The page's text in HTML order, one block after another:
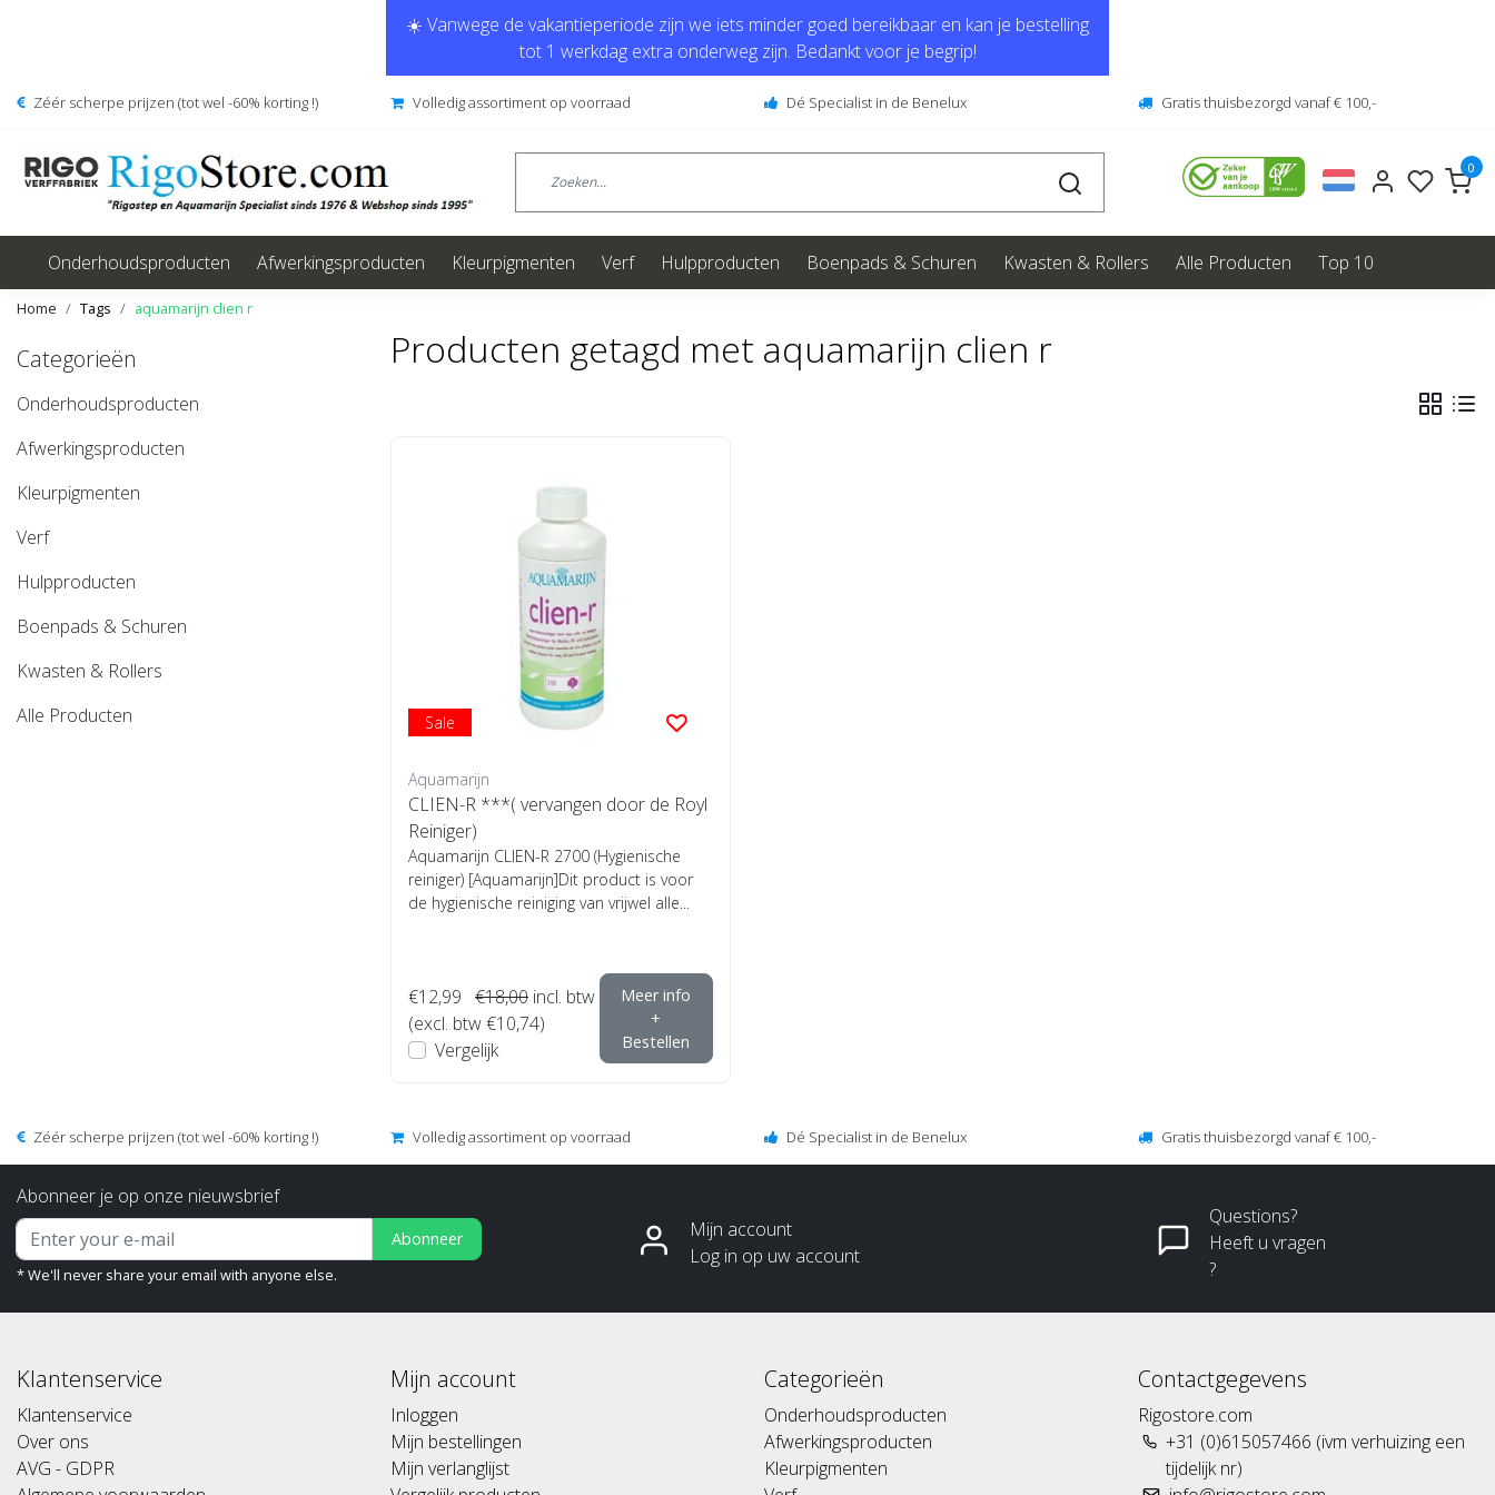
☀️ Vanwege de vakantieperiode zijn we iets minder goed bereikbaar en kan je bestelling
tot 1 werkdag extra onderweg zijn. Bedankt voor je begrip!
Zéér scherpe prijzen (tot wel -60% korting !) Volledig assortiment op voorraad Dé Specialist in de Benelux Gratis thuisbezorgd vanaf € 100,-
0
Onderhoudsproducten Afwerkingsproducten Kleurpigmenten Verf Hulpproducten Boenpads & Schuren Kwasten & Rollers Alle Producten Top 10
Home Tags aquamarijn clien r
Categorieën
Onderhoudsproducten
Afwerkingsproducten
Kleurpigmenten
Verf
Hulpproducten
Boenpads & Schuren
Kwasten & Rollers
Alle Producten
Producten getagd met aquamarijn clien r
Sale
Aquamarijn
CLIEN-R ***( vervangen door de Royl
Reiniger)
Aquamarijn CLIEN-R 2700 (Hygienische
reiniger) [Aquamarijn]Dit product is voor
de hygienische reiniging van vrijwel alle...
€12,99 €18,00 incl. btw
(excl. btw €10,74)
Vergelijk
Meer info
+
Bestellen
Zéér scherpe prijzen (tot wel -60% korting !) Volledig assortiment op voorraad Dé Specialist in de Benelux Gratis thuisbezorgd vanaf € 100,-
Abonneer je op onze nieuwsbrief
Abonneer
* We'll never share your email with anyone else.
Mijn account
Log in op uw account
Questions?
Heeft u vragen
?
Klantenservice
Klantenservice
Over ons
AVG - GDPR
Mijn account
Inloggen
Mijn bestellingen
Mijn verlanglijst
Categorieën
Onderhoudsproducten
Afwerkingsproducten
Kleurpigmenten
Contactgegevens
Rigostore.com
+31 (0)615057466 (ivm verhuizing een
tijdelijk nr)